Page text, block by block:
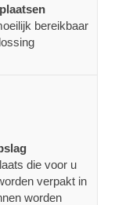
bereikbaar
die voor u
verpakt in
worden